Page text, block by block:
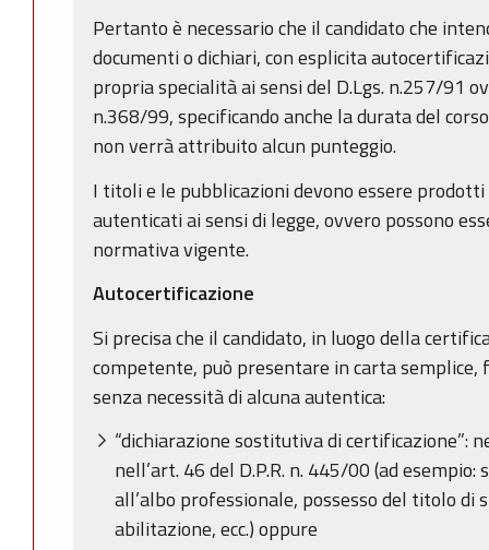
Pertanto è necessario che il candidato che
documenti o dichiari, con esplicita
propria specialità ai sensi del D.Lgs. n.257/91
n.368/99, specificando anche la durata del
non verrà attribuito alcun punteggio.
I titoli e le pubblicazioni devono essere
autenticati ai sensi di legge, ovvero possono
normativa vigente.
Autocertificazione
Si precisa che il candidato, in luogo della
competente, può presentare in carta semplice,
senza necessità di alcuna autentica:
“dichiarazione sostitutiva di certificazione”:
nell’art. 46 del D.P.R. n. 445/00 (ad
all’albo professionale, possesso del titolo di
abilitazione, ecc.) oppure